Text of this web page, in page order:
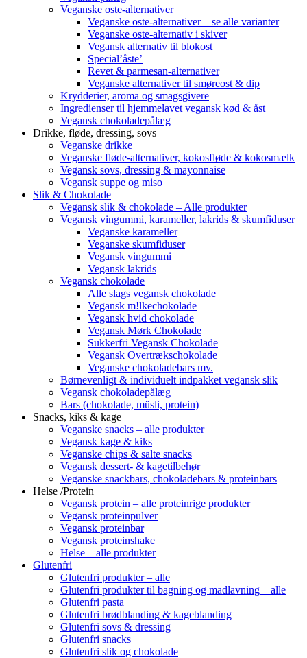
Veganske oste-alternativer
Veganske oste-alternativer – se alle varianter
Veganske oste-alternativ i skiver
Vegansk alternativ til blokost
Special’åste’
Revet & parmesan-alternativer
Veganske alternativer til smøreost & dip
Krydderier, aroma og smagsgivere
Ingredienser til hjemmelavet vegansk kød & åst
Vegansk chokoladepålæg
Drikke, fløde, dressing, sovs
Veganske drikke
Veganske fløde-alternativer, kokosfløde & kokosmælk
Vegansk sovs, dressing & mayonnaise
Vegansk suppe og miso
Slik & Chokolade
Vegansk slik & chokolade – Alle produkter
Vegansk vingummi, karameller, lakrids & skumfiduser
Veganske karameller
Veganske skumfiduser
Vegansk vingummi
Vegansk lakrids
Vegansk chokolade
Alle slags vegansk chokolade
Vegansk m!lkechokolade
Vegansk hvid chokolade
Vegansk Mørk Chokolade
Sukkerfri Vegansk Chokolade
Vegansk Overtrækschokolade
Veganske chokoladebars mv.
Børnevenligt & individuelt indpakket vegansk slik
Vegansk chokoladepålæg
Bars (chokolade, müsli, protein)
Snacks, kiks & kage
Veganske snacks – alle produkter
Vegansk kage & kiks
Veganske chips & salte snacks
Vegansk dessert- & kagetilbehør
Veganske snackbars, chokoladebars & proteinbars
Helse /Protein
Vegansk protein – alle proteinrige produkter
Vegansk proteinpulver
Vegansk proteinbar
Vegansk proteinshake
Helse – alle produkter
Glutenfri
Glutenfri produkter – alle
Glutenfri produkter til bagning og madlavning – alle
Glutenfri pasta
Glutenfri brødblanding & kageblanding
Glutenfri sovs & dressing
Glutenfri snacks
Glutenfri slik og chokolade